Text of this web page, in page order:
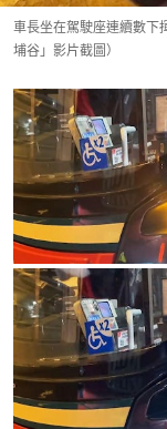
車長坐在駕駛座連續數下
埔谷」影片截圖）